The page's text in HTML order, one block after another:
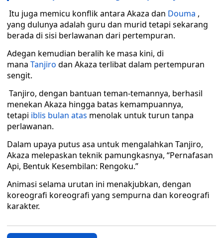
Itu juga memicu konflik antara Akaza dan Douma ,
yang dulunya adalah guru dan murid tetapi sekarang
berada di sisi berlawanan dari pertempuran.
Adegan kemudian beralih ke masa kini, di
mana Tanjiro dan Akaza terlibat dalam pertempuran
sengit.
Tanjiro, dengan bantuan teman-temannya, berhasil
menekan Akaza hingga batas kemampuannya,
tetapi iblis bulan atas menolak untuk turun tanpa
perlawanan.
Dalam upaya putus asa untuk mengalahkan Tanjiro,
Akaza melepaskan teknik pamungkasnya, “Pernafasan
Api, Bentuk Kesembilan: Rengoku.”
Animasi selama urutan ini menakjubkan, dengan
koreografi koreografi yang sempurna dan koreografi
karakter.